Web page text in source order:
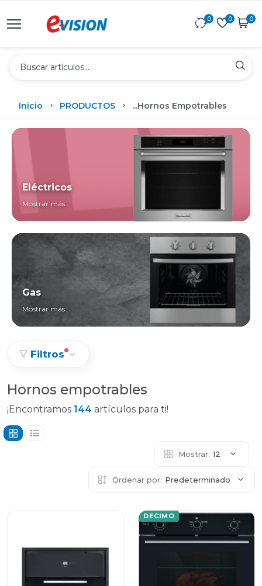
0 0 0
Inicio PRODUCTOS ...Hornos Empotrables
Eléctricos
Mostrar más
Gas
Mostrar más
Filtros
Hornos empotrables
¡Encontramos 144 artículos para ti!
Mostrar: 12
Ordenar por: Predeterminado
DECIMO